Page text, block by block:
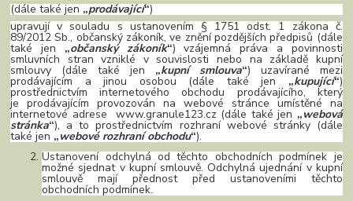
(dále také jen„prodávající“)
upravují v souladu s ustanovením § 1751 odst. 1 zákona č.
89/2012 Sb., občanský zákoník, ve znění pozdějších předpisů (dále
také jen „občanský zákoník“) vzájemná práva a povinnosti
smluvních stran vzniklé v souvislosti nebo na základě kupní
smlouvy (dále také jen „kupní smlouva“) uzavírané mezi
prodávajícím a jinou osobou (dále také jen „kupující“)
prostřednictvím internetového obchodu prodávajícího, který
je prodávajícím provozován na webové stránce umístěné na
internetové adrese www.granule123.cz (dále také jen „webová
stránka“), a to prostřednictvím rozhraní webové stránky (dále
také jen „webové rozhraní obchodu“).
Ustanovení odchylná od těchto obchodních podmínek je
možné sjednat v kupní smlouvě. Odchylná ujednání v kupní
smlouvě mají přednost před ustanoveními těchto
obchodních podmínek.